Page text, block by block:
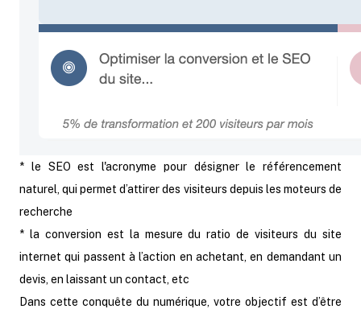
* le SEO est l'acronyme pour désigner le référencement
naturel, qui permet d’attirer des visiteurs depuis les moteurs de
recherche
* la conversion est la mesure du ratio de visiteurs du site
internet qui passent à l’action en achetant, en demandant un
devis, en laissant un contact, etc
Dans cette conquête du numérique, votre objectif est d’être